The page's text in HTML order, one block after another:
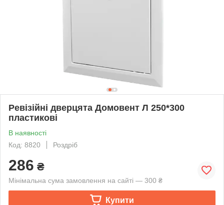
Ревізійні дверцята Домовент Л 250*300
пластикові
В наявності
Код: 8820
Роздріб
286 ₴
Мінімальна сума замовлення на сайті — 300 ₴
Купити